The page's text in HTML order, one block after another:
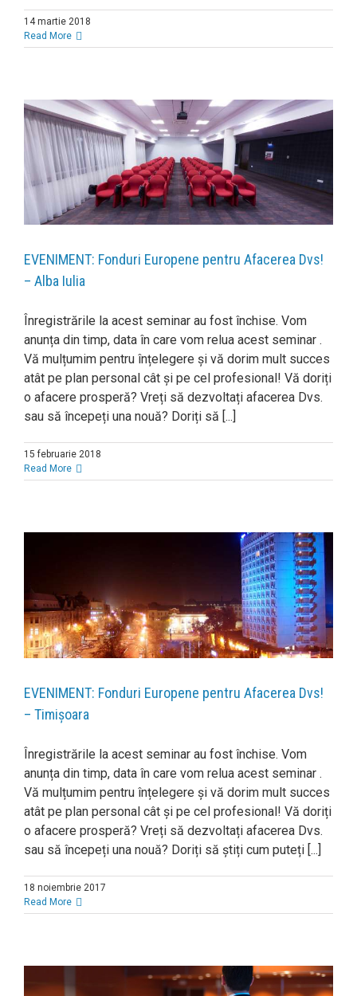
14 martie 2018
Read More
EVENIMENT: Fonduri Europene pentru Afacerea Dvs!
– Alba Iulia
Înregistrările la acest seminar au fost închise. Vom
anunța din timp, data în care vom relua acest seminar .
Vă mulțumim pentru înțelegere și vă dorim mult succes
atât pe plan personal cât și pe cel profesional! Vă doriți
o afacere prosperă? Vreți să dezvoltați afacerea Dvs.
sau să începeți una nouă? Doriți să [...]
15 februarie 2018
Read More
EVENIMENT: Fonduri Europene pentru Afacerea Dvs!
– Timișoara
Înregistrările la acest seminar au fost închise. Vom
anunța din timp, data în care vom relua acest seminar .
Vă mulțumim pentru înțelegere și vă dorim mult succes
atât pe plan personal cât și pe cel profesional! Vă doriți
o afacere prosperă? Vreți să dezvoltați afacerea Dvs.
sau să începeți una nouă? Doriți să știți cum puteți [...]
18 noiembrie 2017
Read More